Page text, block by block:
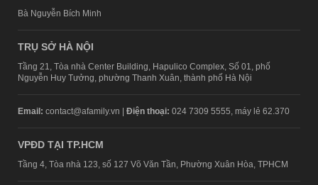
Bà Nguyễn Bích Minh
TRỤ SỞ HÀ NỘI
Tầng 21, Tòa nhà Center Building, Hapulico Complex, Số 01, phố
Nguyễn Huy Tưởng, phường Thanh Xuân, thành phố Hà Nội
Email: contact@afamily.vn | Điện thoại: 024 7309 5555, máy lẻ 62.370
VPĐD TẠI TP.HCM
Tầng 4, Tòa nhà 123, số 127 Võ Văn Tần, Phường Xuân Hòa, TPHCM